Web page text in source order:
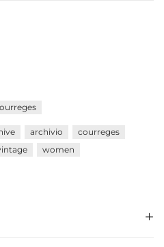
archivio
courreges
women